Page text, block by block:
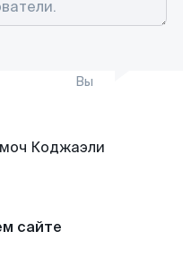
Вы
сайте